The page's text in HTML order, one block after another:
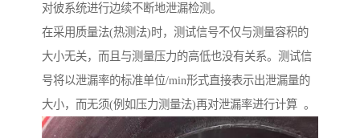
对彼系统进行边续不断地泄漏检测。
在采用质量法(热测法)时，测试信号不仅与测量容积的
大小无关，而且与测量压力的高低也没有关系。测试信
号将以泄漏率的标准单位/min形式直接表示出泄漏量的
大小，而无须(例如压力测量法)再对泄漏率进行计算 。